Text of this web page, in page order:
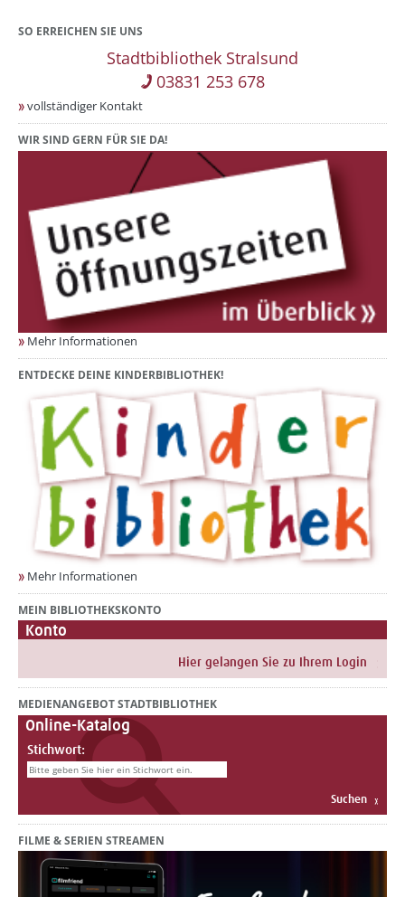
SO ERREICHEN SIE UNS
Stadtbibliothek Stralsund
03831 253 678
vollständiger Kontakt
WIR SIND GERN FÜR SIE DA!
Mehr Informationen
ENTDECKE DEINE KINDERBIBLIOTHEK!
Mehr Informationen
MEIN BIBLIOTHEKSKONTO
Konto
MEDIENANGEBOT STADTBIBLIOTHEK
Online-Katalog
Stichwort:
FILME & SERIEN STREAMEN